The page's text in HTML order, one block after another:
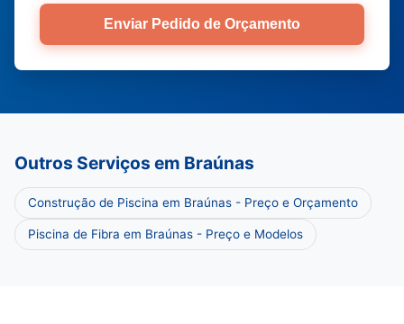
Enviar Pedido de Orçamento
Outros Serviços em Braúnas
Construção de Piscina em Braúnas - Preço e Orçamento
Piscina de Fibra em Braúnas - Preço e Modelos